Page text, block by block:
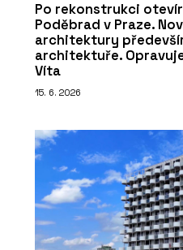
Po rekonstrukci
Poděbrad v Praze.
architektury
architektuře.
Víta
15. 6. 2026